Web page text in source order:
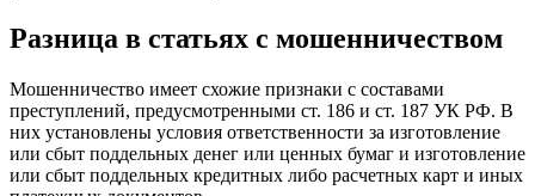
Разница в статьях с мошенничеством
Мошенничество имеет схожие признаки с составами
преступлений, предусмотренными ст. 186 и ст. 187 УК РФ. В
них установлены условия ответственности за изготовление
или сбыт поддельных денег или ценных бумаг и изготовление
или сбыт поддельных кредитных либо расчетных карт и иных